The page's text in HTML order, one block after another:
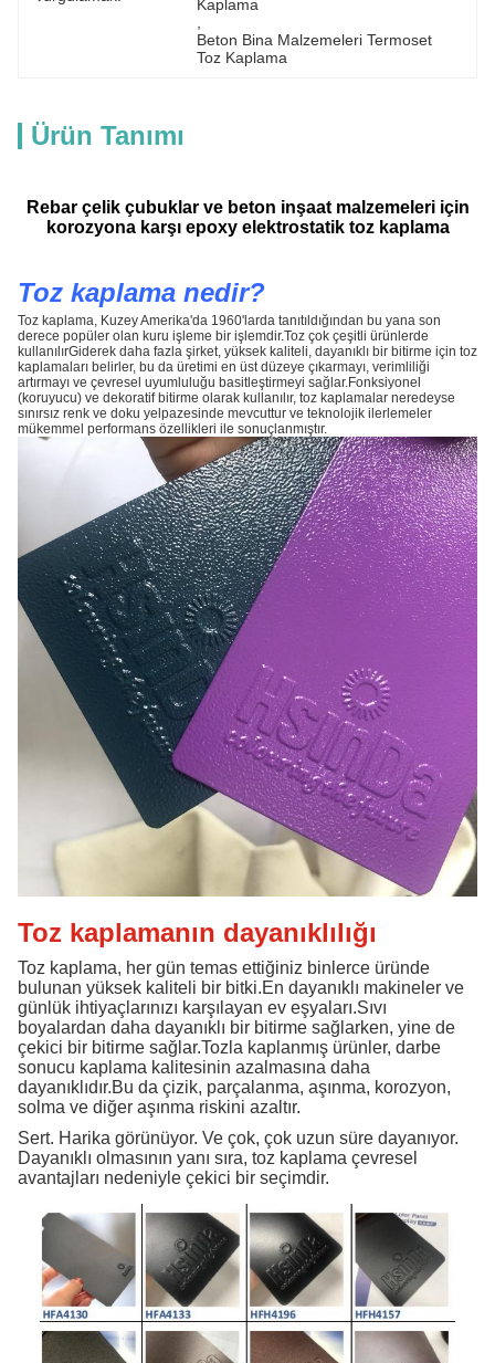
Kaplama
Beton Bina Malzemeleri Termoset
Toz Kaplama
Ürün Tanımı
Rebar çelik çubuklar ve beton inşaat malzemeleri için
korozyona karşı epoxy elektrostatik toz kaplama
Toz kaplama nedir?
Toz kaplama, Kuzey Amerika'da 1960'larda tanıtıldığından bu yana son
derece popüler olan kuru işleme bir işlemdir.Toz çok çeşitli ürünlerde
kullanılırGiderek daha fazla şirket, yüksek kaliteli, dayanıklı bir bitirme için toz
kaplamaları belirler, bu da üretimi en üst düzeye çıkarmayı, verimliliği
artırmayı ve çevresel uyumluluğu basitleştirmeyi sağlar.Fonksiyonel
(koruyucu) ve dekoratif bitirme olarak kullanılır, toz kaplamalar neredeyse
sınırsız renk ve doku yelpazesinde mevcuttur ve teknolojik ilerlemeler
mükemmel performans özellikleri ile sonuçlanmıştır.
Toz kaplamanın dayanıklılığı
Toz kaplama, her gün temas ettiğiniz binlerce üründe
bulunan yüksek kaliteli bir bitki.En dayanıklı makineler ve
günlük ihtiyaçlarınızı karşılayan ev eşyaları.Sıvı
boyalardan daha dayanıklı bir bitirme sağlarken, yine de
çekici bir bitirme sağlar.Tozla kaplanmış ürünler, darbe
sonucu kaplama kalitesinin azalmasına daha
dayanıklıdır.Bu da çizik, parçalanma, aşınma, korozyon,
solma ve diğer aşınma riskini azaltır.
Sert. Harika görünüyor. Ve çok, çok uzun süre dayanıyor.
Dayanıklı olmasının yanı sıra, toz kaplama çevresel
avantajları nedeniyle çekici bir seçimdir.